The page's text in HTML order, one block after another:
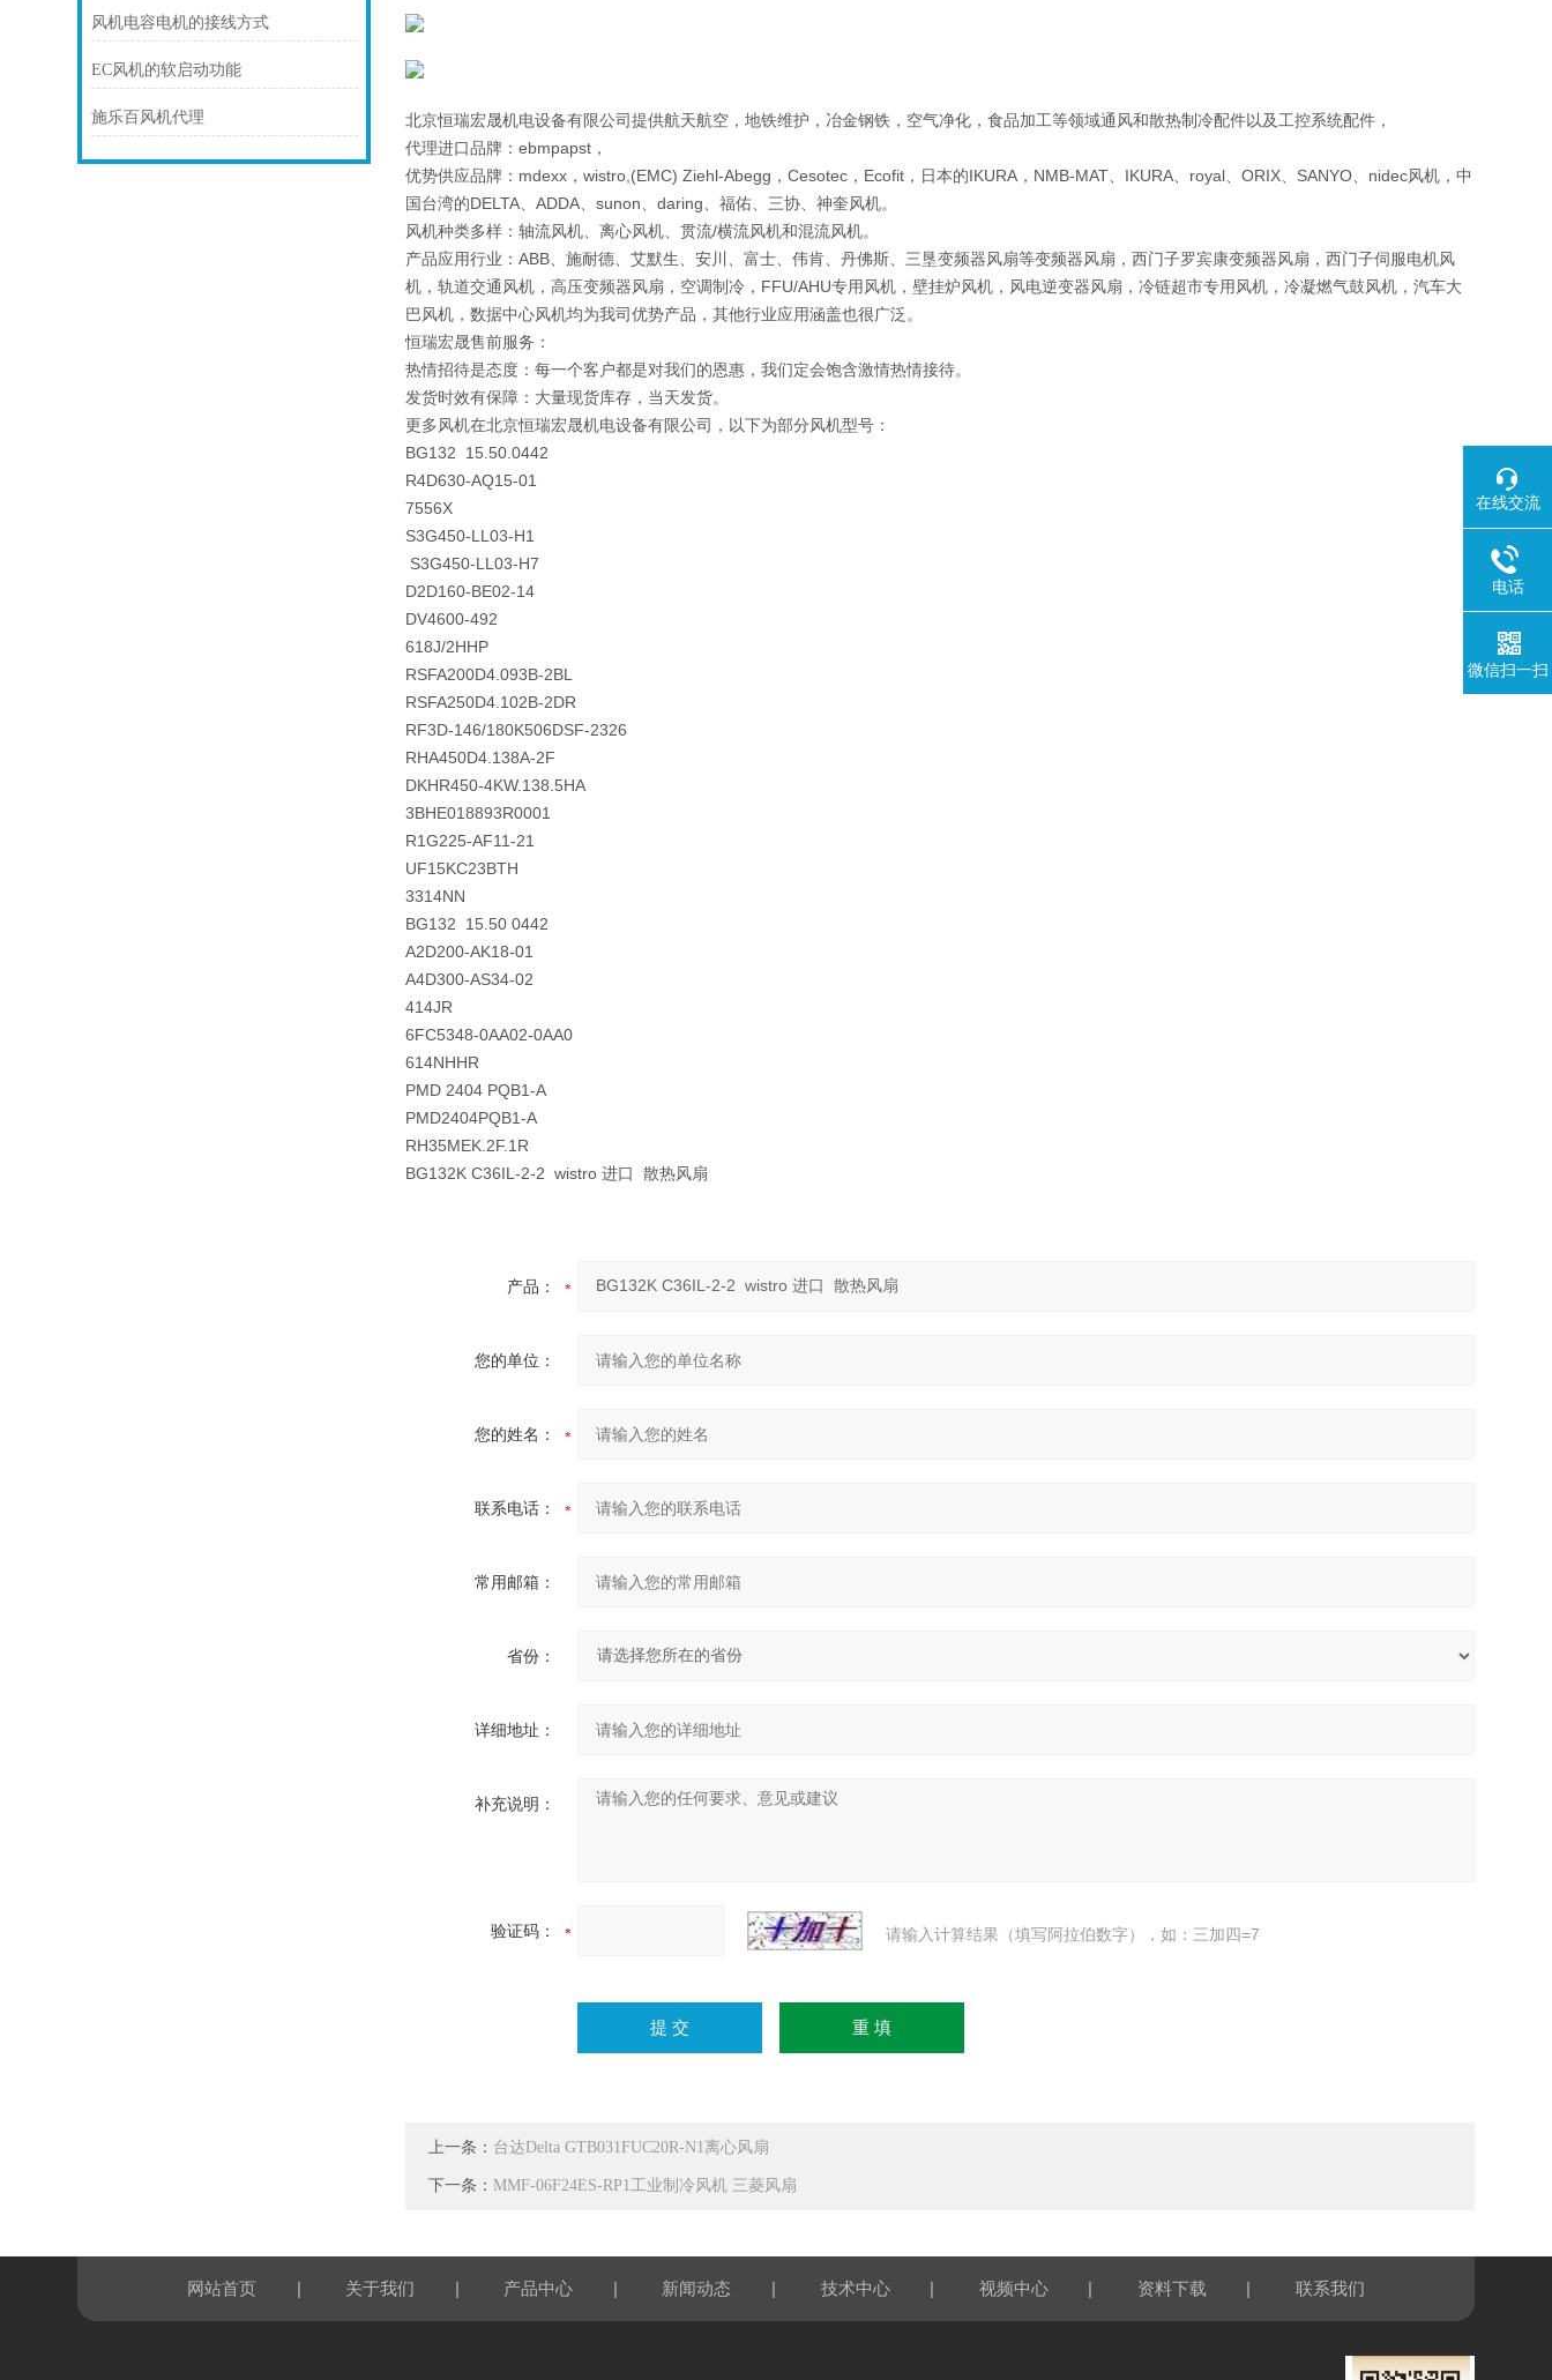
风机电容电机的接线方式
EC风机的软启动功能
施乐百风机代理
北京恒瑞宏晟机电设备有限公司提供航天航空，地铁维护，冶金钢铁，空气净化，食品加工等领域通风和散热制冷配件以及工控系统配件，
代理进口品牌：ebmpapst，
优势供应品牌：mdexx，wistro,(EMC) Ziehl-Abegg，Cesotec，Ecofit，日本的IKURA，NMB-MAT、IKURA、royal、ORIX、SANYO、nidec风机，中
国台湾的DELTA、ADDA、sunon、daring、福佑、三协、神奎风机。
风机种类多样：轴流风机、离心风机、贯流/横流风机和混流风机。
产品应用行业：ABB、施耐德、艾默生、安川、富士、伟肯、丹佛斯、三垦变频器风扇等变频器风扇，西门子罗宾康变频器风扇，西门子伺服电机风
机，轨道交通风机，高压变频器风扇，空调制冷，FFU/AHU专用风机，壁挂炉风机，风电逆变器风扇，冷链超市专用风机，冷凝燃气鼓风机，汽车大
巴风机，数据中心风机均为我司优势产品，其他行业应用涵盖也很广泛。
恒瑞宏晟售前服务：
热情招待是态度：每一个客户都是对我们的恩惠，我们定会饱含激情热情接待。
发货时效有保障：大量现货库存，当天发货。
更多风机在北京恒瑞宏晟机电设备有限公司，以下为部分风机型号：
BG132 15.50.0442
R4D630-AQ15-01
7556X
S3G450-LL03-H1
S3G450-LL03-H7
D2D160-BE02-14
DV4600-492
618J/2HHP
RSFA200D4.093B-2BL
RSFA250D4.102B-2DR
RF3D-146/180K506DSF-2326
RHA450D4.138A-2F
DKHR450-4KW.138.5HA
3BHE018893R0001
R1G225-AF11-21
UF15KC23BTH
3314NN
BG132 15.50 0442
A2D200-AK18-01
A4D300-AS34-02
414JR
6FC5348-0AA02-0AA0
614NHHR
PMD 2404 PQB1-A
PMD2404PQB1-A
RH35MEK.2F.1R
BG132K C36IL-2-2 wistro 进口 散热风扇
产品：
您的单位：
您的姓名：
联系电话：
常用邮箱：
省份：
详细地址：
补充说明：
验证码： 请输入计算结果（填写阿拉伯数字），如：三加四=7
上一条： 台达Delta GTB031FUC20R-N1离心风扇
下一条： MMF-06F24ES-RP1工业制冷风机 三菱风扇
网站首页 | 关于我们 | 产品中心 | 新闻动态 | 技术中心 | 视频中心 | 资料下载 | 联系我们
在线交流
电话
微信扫一扫